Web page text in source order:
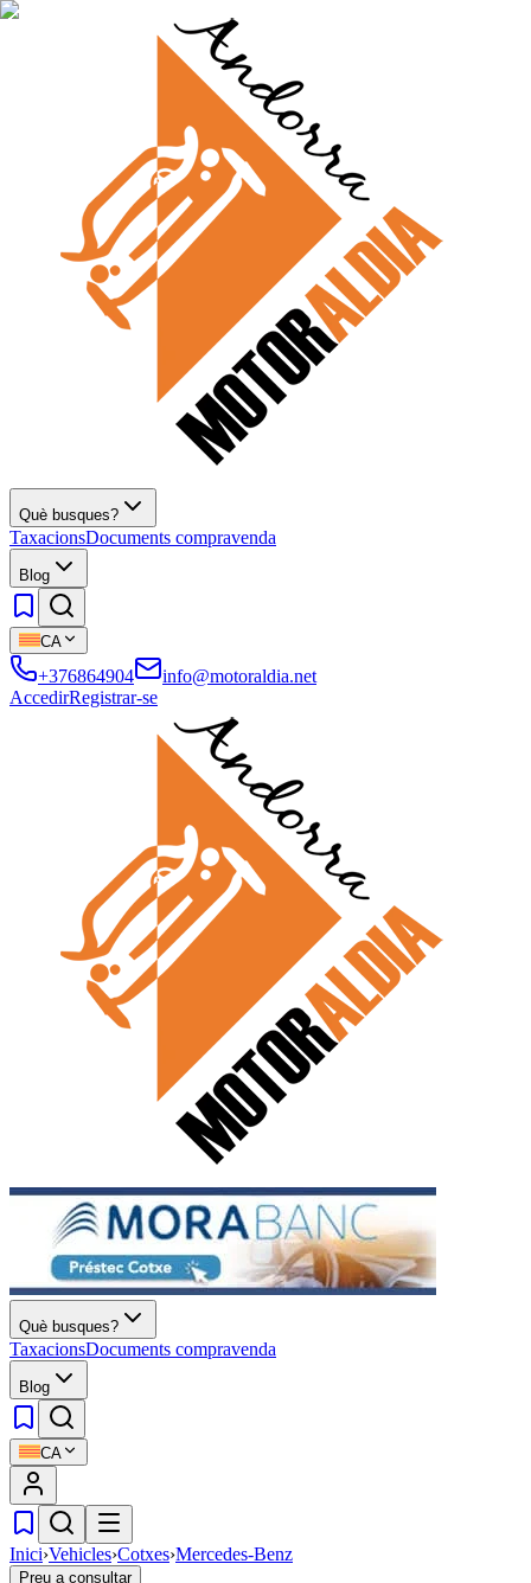
Què busques?
TaxacionsDocuments compravenda
Blog
CA
+376864904
info@motoraldia.net
AccedirRegistrar-se
Què busques?
TaxacionsDocuments compravenda
Blog
CA
Inici›Vehicles›Cotxes›Mercedes-Benz
Preu a consultar